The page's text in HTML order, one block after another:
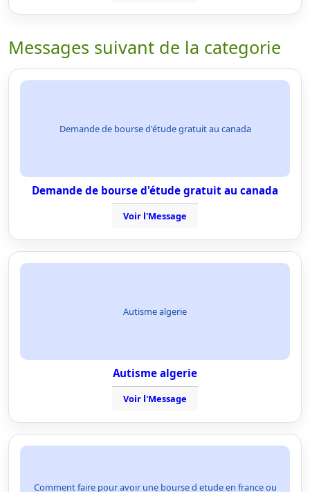
Messages suivant de la categorie
Demande de bourse d'étude gratuit au canada
Demande de bourse d'étude gratuit au canada
Voir l'Message
Autisme algerie
Autisme algerie
Voir l'Message
Comment faire pour avoir une bourse d etude en france ou